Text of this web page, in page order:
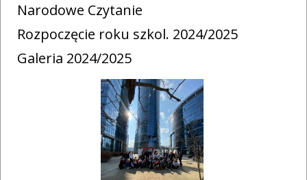
Narodowe Czytanie
Rozpoczęcie roku szkol. 2024/2025
Galeria 2024/2025